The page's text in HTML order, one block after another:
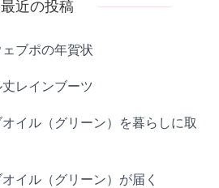
最近の投稿
ブポの年賀状
レインブーツ
イル（グリーン）を暮らしに取
イル（グリーン）が届く